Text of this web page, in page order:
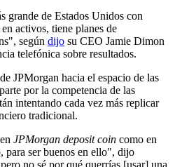
grande de Estados Unidos con
activos, tiene planes de
según dijo su CEO Jamie Dimon
telefónica sobre resultados.
JPMorgan hacia el espacio de las
por la competencia de las
intentando cada vez más replicar
tradicional.
JPMorgan deposit coin como en
para ser buenos en ello", dijo
no sé por qué querrías [usar] una